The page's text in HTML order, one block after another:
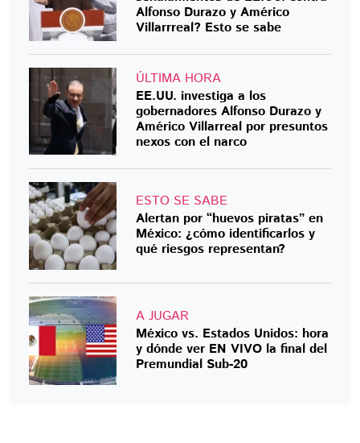
Alfonso Durazo y Américo
Villarrreal? Esto se sabe
ÚLTIMA HORA
EE.UU. investiga a los
gobernadores Alfonso Durazo y
Américo Villarreal por presuntos
nexos con el narco
ESTO SE SABE
Alertan por “huevos piratas” en
México: ¿cómo identificarlos y
qué riesgos representan?
A JUGAR
México vs. Estados Unidos: hora
y dónde ver EN VIVO la final del
Premundial Sub-20